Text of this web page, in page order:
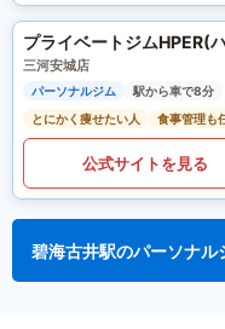
プライベートジムHPER(
三河安城店
パーソナルジム
駅から車で8分
とにかく痩せたい人
食事管理も
公式サイトを見る
碧海古井駅のパーソナル